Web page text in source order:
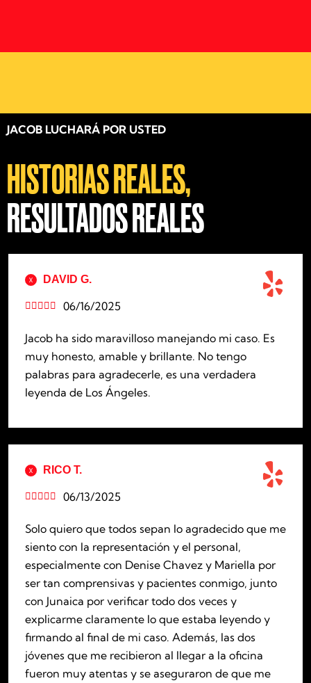
JACOB LUCHARÁ POR USTED
HISTORIAS REALES,
RESULTADOS REALES
DAVID G.
06/16/2025

Jacob ha sido maravilloso manejando mi caso. Es
muy honesto, amable y brillante. No tengo
palabras para agradecerle, es una verdadera
leyenda de Los Ángeles.
RICO T.
06/13/2025

Solo quiero que todos sepan lo agradecido que me
siento con la representación y el personal,
especialmente con Denise Chavez y Mariella por
ser tan comprensivas y pacientes conmigo, junto
con Junaica por verificar todo dos veces y
explicarme claramente lo que estaba leyendo y
firmando al final de mi caso. Además, las dos
jóvenes que me recibieron al llegar a la oficina
fueron muy atentas y se aseguraron de que me